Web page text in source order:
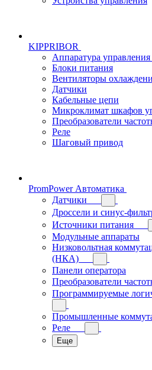
KIPPRIBOR
Аппаратура
Блоки питания
Вентиляторы
Датчики
Кабельные цепи
Микроклимат шкафов
Преобразователи
Реле
Шаговый привод
PromPower Автоматика
Датчики
Дроссели и синус-
Источники питания
Модульные аппараты
Низковольтная
(НКА)
Панели оператора
Преобразователи
Программируемые
Промышленные
Реле
Еще